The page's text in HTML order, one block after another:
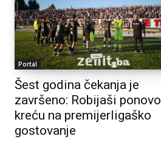
Portal
Šest godina čekanja je
završeno: Robijaši ponovo
kreću na premijerligaško
gostovanje